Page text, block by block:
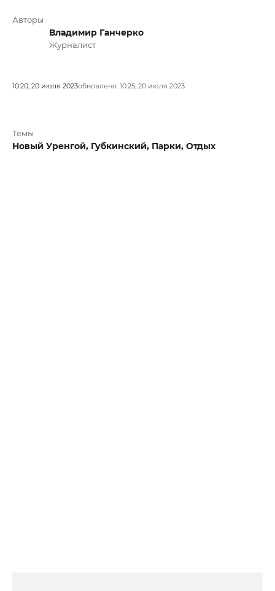
Авторы
Владимир Ганчерко
Журналист
10:20, 20 июля 2023обновлено: 10:25, 20 июля 2023
Темы
Новый Уренгой, Губкинский, Парки, Отдых